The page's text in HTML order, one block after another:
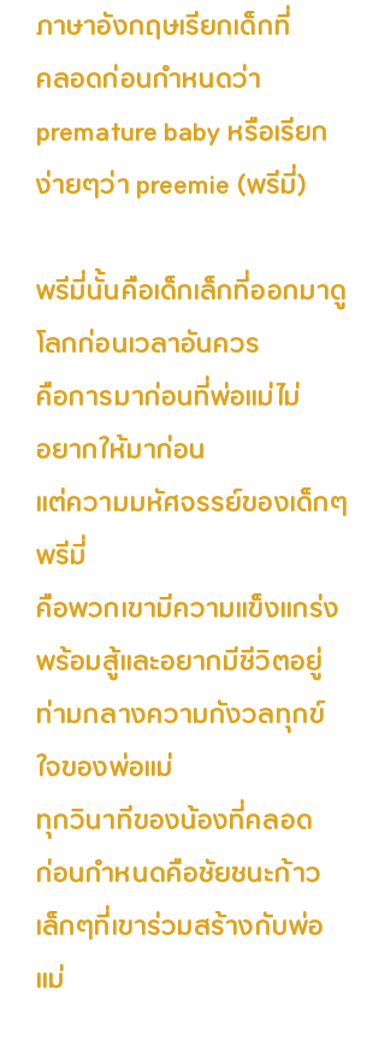
ภาษาอังกฤษเรียกเด็กที่
คลอดก่อนกำหนดว่า
premature baby หรือเรียก
ง่ายๆว่า preemie (พรีมี่)
พรีมี่นั้นคือเด็กเล็กที่ออกมาดู
โลกก่อนเวลาอันควร
คือการมาก่อนที่พ่อแม่ไม่
อยากให้มาก่อน
แต่ความมหัศจรรย์ของเด็กๆ
พรีมี่
คือพวกเขามีความแข็งแกร่ง
พร้อมสู้และอยากมีชีวิตอยู่
ท่ามกลางความกังวลทุกข์
ใจของพ่อแม่
ทุกวินาทีของน้องที่คลอด
ก่อนกำหนดคือชัยชนะก้าว
เล็กๆที่เขาร่วมสร้างกับพ่อ
แม่